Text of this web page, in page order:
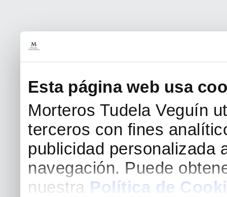
Esta página web usa
Morteros Tudela Veguín
terceros con fines
publicidad personalizada
navegación. Puede
nuestra Política de